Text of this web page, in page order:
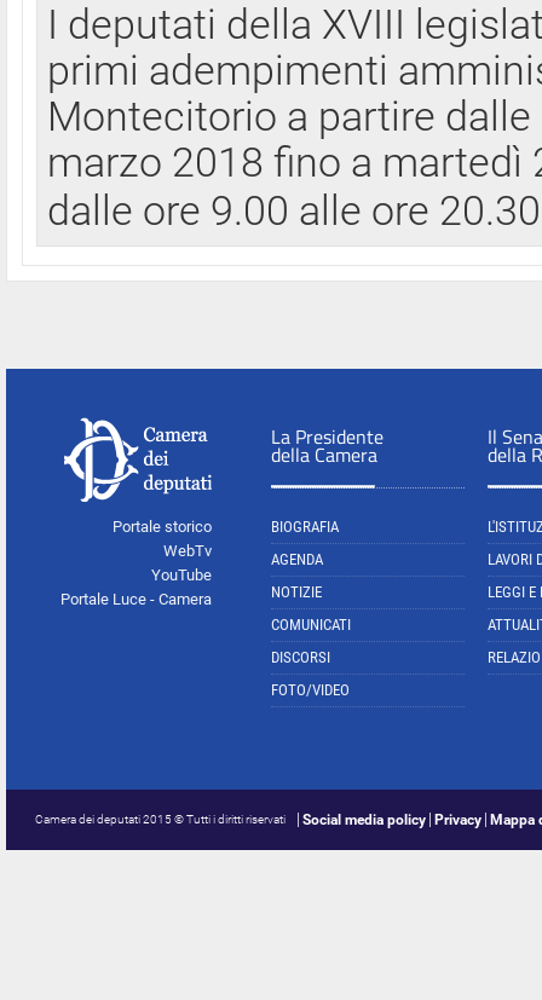
I deputati della XVIII
primi adempimenti
Montecitorio a partire
marzo 2018 fino a
dalle ore 9.00 alle ore
Portale storico
WebTv
YouTube
Portale Luce - Camera
La Presidente
della Camera
BIOGRAFIA
AGENDA
NOTIZIE
COMUNICATI
DISCORSI
FOTO/VIDEO
Il
della
LAVORI
LEGGI E
Camera dei deputati 2015 © Tutti i diritti riservati Social media policy Privacy Mappa